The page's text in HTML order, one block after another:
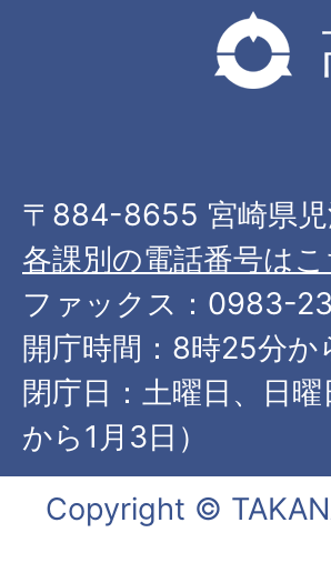
〒884-8655 宮崎県
各課別の電話番号はこ
ファックス：0983-
開庁時間：8時25分か
閉庁日：土曜日、日
から1月3日）
Copyright ©